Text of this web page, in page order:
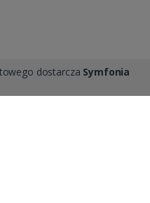
dostarcza Symfonia